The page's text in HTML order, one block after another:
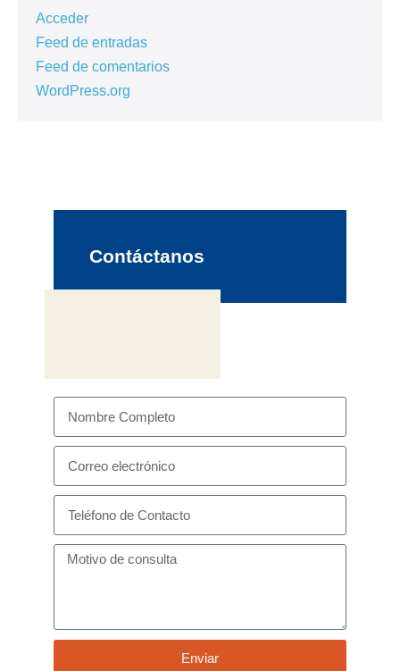
Acceder
Feed de entradas
Feed de comentarios
WordPress.org
Contáctanos
Enviar